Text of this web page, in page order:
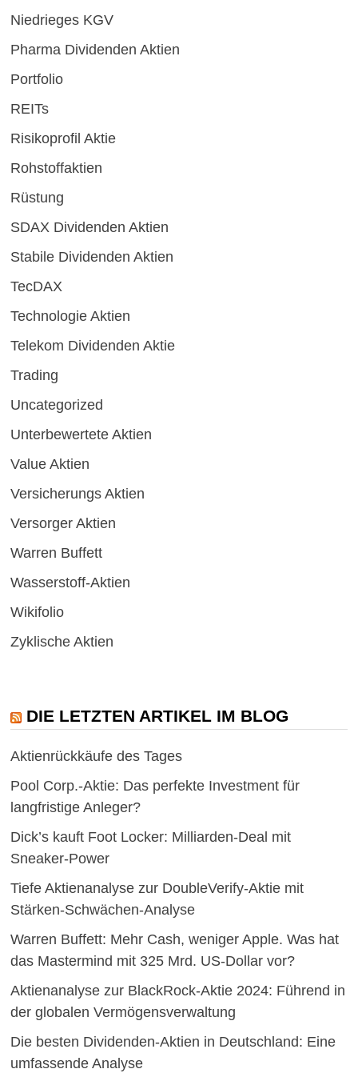
Niedrieges KGV
Pharma Dividenden Aktien
Portfolio
REITs
Risikoprofil Aktie
Rohstoffaktien
Rüstung
SDAX Dividenden Aktien
Stabile Dividenden Aktien
TecDAX
Technologie Aktien
Telekom Dividenden Aktie
Trading
Uncategorized
Unterbewertete Aktien
Value Aktien
Versicherungs Aktien
Versorger Aktien
Warren Buffett
Wasserstoff-Aktien
Wikifolio
Zyklische Aktien
DIE LETZTEN ARTIKEL IM BLOG
Aktienrückkäufe des Tages
Pool Corp.-Aktie: Das perfekte Investment für
langfristige Anleger?
Dick’s kauft Foot Locker: Milliarden-Deal mit
Sneaker-Power
Tiefe Aktienanalyse zur DoubleVerify-Aktie mit
Stärken-Schwächen-Analyse
Warren Buffett: Mehr Cash, weniger Apple. Was hat
das Mastermind mit 325 Mrd. US-Dollar vor?
Aktienanalyse zur BlackRock-Aktie 2024: Führend in
der globalen Vermögensverwaltung
Die besten Dividenden-Aktien in Deutschland: Eine
umfassende Analyse